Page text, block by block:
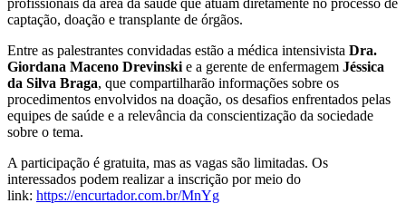
profissionais da área da saúde que atuam diretamente no processo de
captação, doação e transplante de órgãos.
Entre as palestrantes convidadas estão a médica intensivista Dra.
Giordana Maceno Drevinski e a gerente de enfermagem Jéssica
da Silva Braga, que compartilharão informações sobre os
procedimentos envolvidos na doação, os desafios enfrentados pelas
equipes de saúde e a relevância da conscientização da sociedade
sobre o tema.
A participação é gratuita, mas as vagas são limitadas. Os
interessados podem realizar a inscrição por meio do
link: https://encurtador.com.br/MnYg